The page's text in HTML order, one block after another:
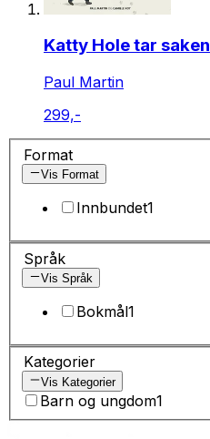
Katty Hole tar saken
Paul Martin
299,-
Format
Vis Format
Innbundet1
Språk
Vis Språk
Bokmål1
Kategorier
Vis Kategorier
Barn og ungdom1